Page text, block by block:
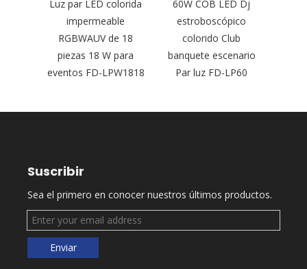
Luz par LED colorida
impermeable
RGBWAUV de 18
piezas 18 W para
eventos FD-LPW1818
60W COB LED Dj
estroboscópico
colorido Club
banquete escenario
Par luz FD-LP60
Suscribir
Sea el primero en conocer nuestros últimos productos.
Enviar